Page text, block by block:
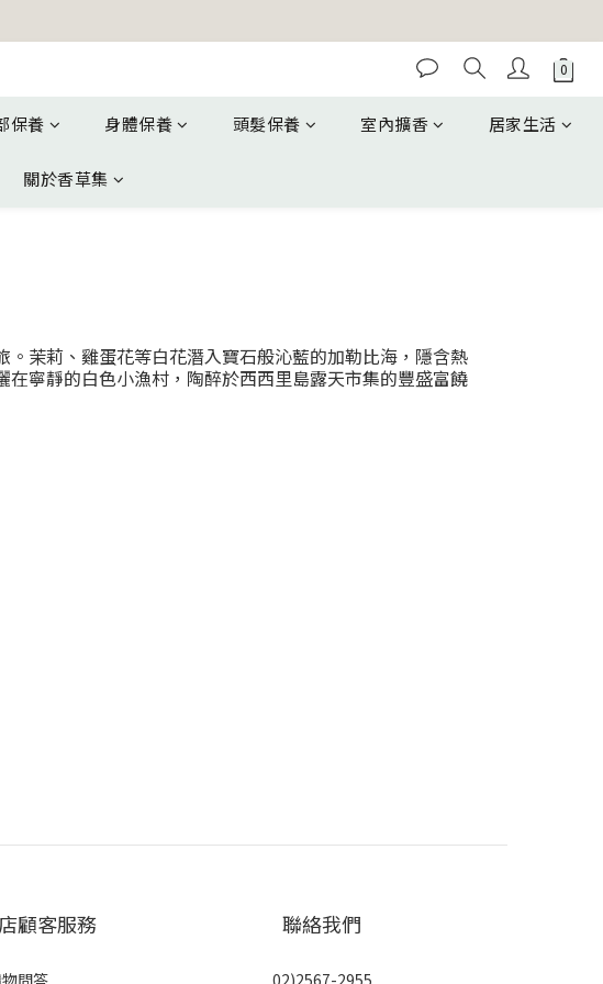
李吊牌
李吊牌
保養 身體保養 頭髮保養 室內擴香 居家生活
關於香草集
茉莉、雞蛋花等白花潛入寶石般沁藍的加勒比海，隱含熱
寧靜的白色小漁村，陶醉於西西里島露天市集的豐盛富饒
顧客服務
問答
聯絡我們
02)2567-2955